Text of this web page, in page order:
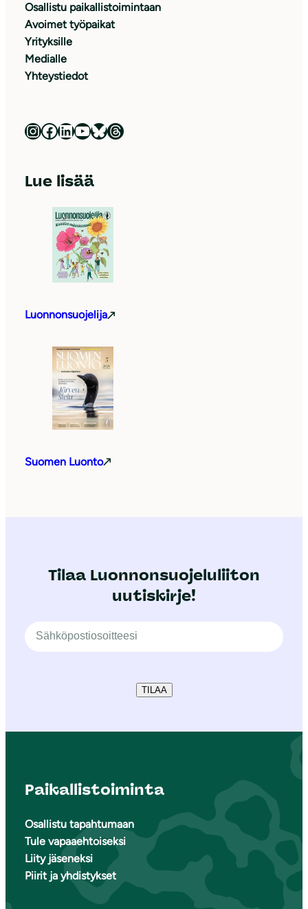
Osallistu paikallistoimintaan
Avoimet työpaikat
Yrityksille
Medialle
Yhteystiedot
Luonnonsuojeluliitto Instagramissa Luonnonsuojeluliitto Facebookissa Luonnonsuojeluliitto LinkedInissä Luonnonsuojeluliiton YouTube-kanava Luonnonsuojeluliitto Blueskyssa Luonnonsuojeluliitto Threadsissa
Lue lisää
Luonnonsuojelija
Suomen Luonto
Tilaa Luonnonsuojeluliiton
uutiskirje!
TILAA
Paikallistoiminta
Osallistu tapahtumaan
Tule vapaaehtoiseksi
Liity jäseneksi
Piirit ja yhdistykset